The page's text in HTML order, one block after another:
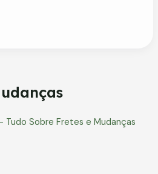
Tudo Sobre Fretes e Mudanças